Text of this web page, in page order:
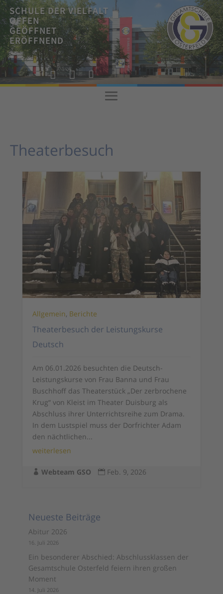
SCHULE DER VIELFALT
OFFEN
GEÖFFNET
ERÖFFNEND
   ! !
Theaterbesuch
Allgemein, Berichte
Theaterbesuch der Leistungskurse
Deutsch
Am 06.01.2026 besuchten die Deutsch-
Leistungskurse von Frau Banna und Frau
Buschhoff das Theaterstück „Der zerbrochene
Krug“ von Kleist im Theater Duisburg als
Abschluss ihrer Unterrichtsreihe zum Drama.
In dem Lustspiel muss der Dorfrichter Adam
den nächtlichen...
weiterlesen
 Webteam GSO  Feb. 9, 2026
Neueste Beiträge
Abitur 2026
16. Juli 2026
Ein besonderer Abschied: Abschlussklassen der
Gesamtschule Osterfeld feiern ihren großen
Moment
14. Juli 2026